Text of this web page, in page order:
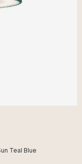
Teal Blue